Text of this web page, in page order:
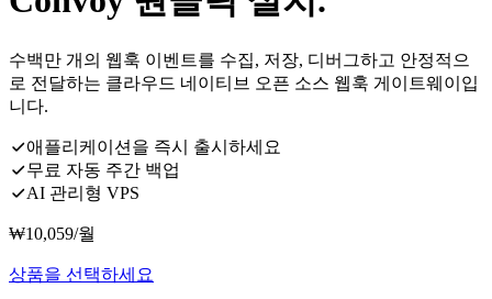
수백만 개의 웹훅 이벤트를 수집, 저장, 디버그하고 안정적으
로 전달하는 클라우드 네이티브 오픈 소스 웹훅 게이트웨이입
니다.
애플리케이션을 즉시 출시하세요
무료 자동 주간 백업
AI 관리형 VPS
₩10,059/월
상품을 선택하세요